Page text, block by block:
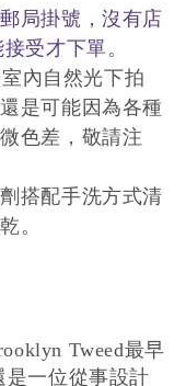
局掛號，沒有店
受才下單。
內自然光下拍
是可能因為各種
色差，敬請注
搭配手洗方式清
。
Tweed最早
是一位從事設計